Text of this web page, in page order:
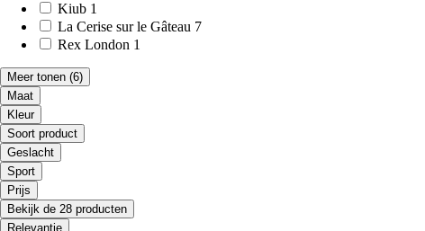
Kiub 1
La Cerise sur le Gâteau 7
Rex London 1
Meer tonen (6)
Maat
Kleur
Soort product
Geslacht
Sport
Prijs
Bekijk de 28 producten
Relevantie